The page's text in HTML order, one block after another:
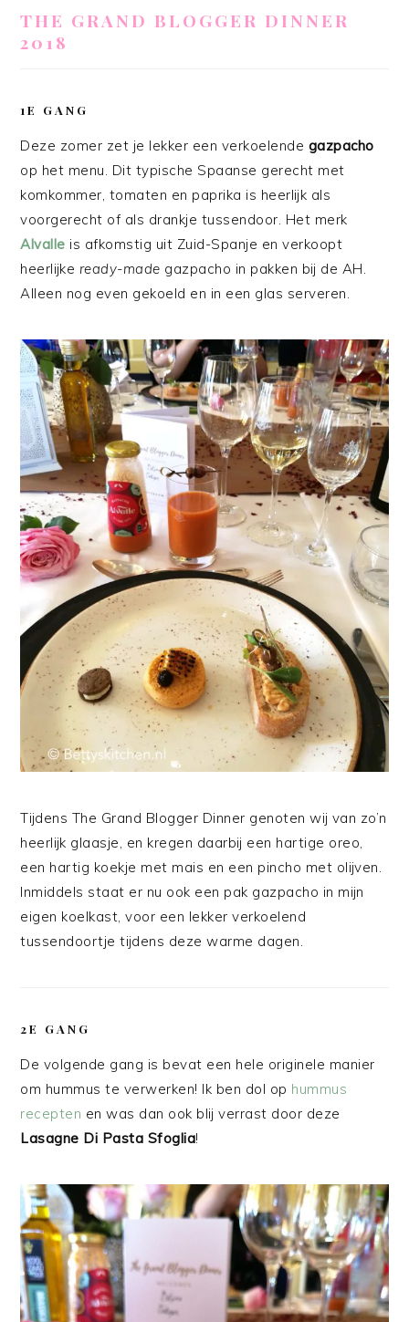
THE GRAND BLOGGER DINNER
2018
1E GANG
Deze zomer zet je lekker een verkoelende gazpacho
op het menu. Dit typische Spaanse gerecht met
komkommer, tomaten en paprika is heerlijk als
voorgerecht of als drankje tussendoor. Het merk
Alvalle is afkomstig uit Zuid-Spanje en verkoopt
heerlijke ready-made gazpacho in pakken bij de AH.
Alleen nog even gekoeld en in een glas serveren.
Tijdens The Grand Blogger Dinner genoten wij van zo’n
heerlijk glaasje, en kregen daarbij een hartige oreo,
een hartig koekje met mais en een pincho met olijven.
Inmiddels staat er nu ook een pak gazpacho in mijn
eigen koelkast, voor een lekker verkoelend
tussendoortje tijdens deze warme dagen.
2E GANG
De volgende gang is bevat een hele originele manier
om hummus te verwerken! Ik ben dol op hummus
recepten en was dan ook blij verrast door deze
Lasagne Di Pasta Sfoglia!